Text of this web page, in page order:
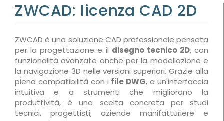
ZWCAD: licenza CAD 2D
ZWCAD è una soluzione CAD professionale pensata
per la progettazione e il disegno tecnico 2D, con
funzionalità avanzate anche per la modellazione e
la navigazione 3D nelle versioni superiori. Grazie alla
piena compatibilità con i file DWG, a un'interfaccia
intuitiva e a strumenti che migliorano la
produttività, è una scelta concreta per studi
tecnici, progettisti, aziende manifatturiere e